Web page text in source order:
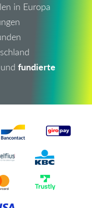
in Europa
und fundierte